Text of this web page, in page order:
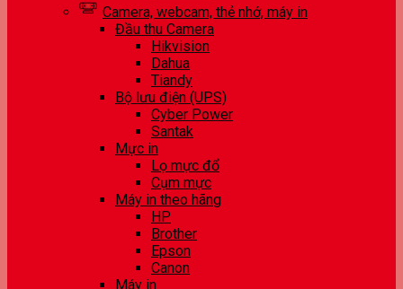
Camera, webcam, thẻ nhớ, máy in
Đầu thu Camera
Hikvision
Dahua
Tiandy
Bộ lưu điện (UPS)
Cyber Power
Santak
Mực in
Lọ mực đổ
Cụm mực
Máy in theo hãng
HP
Brother
Epson
Canon
Máy in